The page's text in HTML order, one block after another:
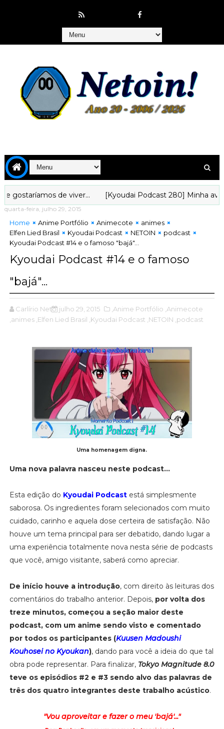
de viver... [Kyoudai Podcast 280] Minha
quarta-feira, julho 29, 2015
Home Anime Portfólio Animecote
animes
Elfen Lied Brasil
Kyoudai Podcast NETOIN
podcast
Kyoudai Podcast #14 e o famoso "bajá"...
Kyoudai Podcast #14 e o famoso
"bajá"...
Carlírio Neto julho 29, 2015 ,Anime Portfólio ,Animecote
,animes ,Elfen Lied Brasil ,Kyoudai Podcast ,NETOIN ,podcast
Uma homenagem digna.
Uma nova palavra nasceu neste podcast...
Esta edição do Kyoudai Podcastestá simplesmente
saborosa. Os ingredientes foram selecionados com muito
cuidado, carinho e aquela dose certeira de satisfação. Não
houve um tema principal para ser debatido, dando lugar a
uma experiência totalmente nova nesta série de podcasts
que você, amigo visitante, saberá como apreciar.
De início houve a introdução, com direito às leituras dos
comentários do trabalho anterior. Depois, por volta dos
treze minutos, começou a seção maior deste
podcast, com um anime sendo visto e comentado
por todos os participantes (Kuusen Madoushi
Kouhosei no Kyoukan), dando para você a ideia do que tal
obra pode representar. Para finalizar, Tokyo Magnitude 8.0
teve os episódios #2 e #3 sendo alvo das palavras de
três dos quatro integrantes deste trabalho acústico.
"Vou aproveitar e fazer o meu 'bajá'..."